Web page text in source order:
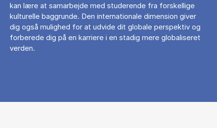
kan lære at samarbejde med studerende fra forskellige
kulturelle baggrunde. Den internationale dimension giver
dig også mulighed for at udvide dit globale perspektiv og
forberede dig på en karriere i en stadig mere globaliseret
verden.